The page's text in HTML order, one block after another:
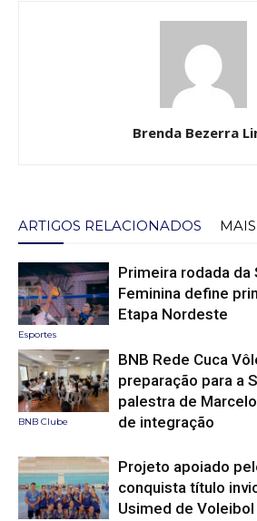
Brenda Bezerra
ARTIGOS RELACIONADOS
Esportes
Primeira rodada da
Feminina define
Etapa Nordeste
BNB Clube
BNB Rede Cuca
preparação para a
palestra de
de integração
Projeto apoiado
conquista título
Usimed de Voleibol